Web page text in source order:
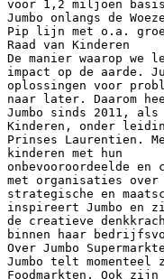
voor 1,2 miljoen
Jumbo onlangs de
Pip lijn met o.a.
Raad van Kinderen
De manier waarop we
impact op de aarde.
oplossingen voor
naar later. Daarom
Jumbo sinds 2011,
Kinderen, onder
Prinses Laurentien.
kinderen met hun
onbevooroordeelde
met organisaties over
strategische en
inspireert Jumbo en
de creatieve
binnen haar
Over Jumbo
Jumbo telt momenteel
Foodmarkten. Ook